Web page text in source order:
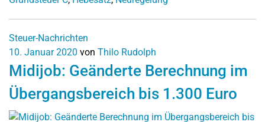
Steuer-Nachrichten
10. Januar 2020 von Thilo Rudolph
Midijob: Geänderte Berechnung im
Übergangsbereich bis 1.300 Euro